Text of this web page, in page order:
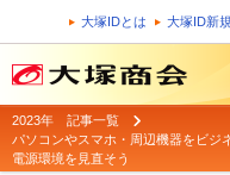
大塚IDとは 大塚ID新
2023年 記事一覧
パソコンやスマホ・周辺機器をビジ
電源環境を見直そう